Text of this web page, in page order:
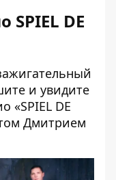
SPIEL DE
и увидите
«SPIEL DE
Дмитрием